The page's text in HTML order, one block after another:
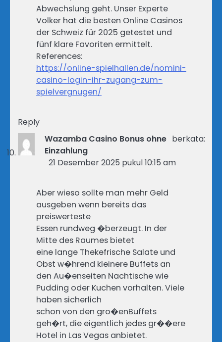
Abwechslung geht. Unser Experte
Volker hat die besten Online Casinos
der Schweiz für 2025 getestet und
fünf klare Favoriten ermittelt.
References:
https://online-spielhallen.de/nomini-
casino-login-ihr-zugang-zum-
spielvergnugen/
Reply
Wazamba Casino Bonus ohne
Einzahlung
berkata:
21 Desember 2025 pukul 10:15 am
Aber wieso sollte man mehr Geld
ausgeben wenn bereits das
preiswerteste
Essen rundweg �berzeugt. In der
Mitte des Raumes bietet
eine lange Thekefrische Salate und
Obst w�hrend kleinere Buffets an
den Au�enseiten Nachtische wie
Pudding oder Kuchen vorhalten. Viele
haben sicherlich
schon von den gro�enBuffets
geh�rt, die eigentlich jedes gr��ere
Hotel in Las Vegas anbietet.